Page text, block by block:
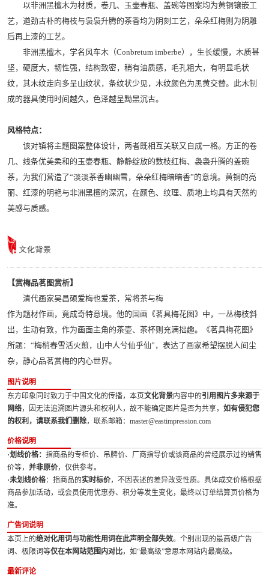
以非洲黑檀木为材质，卷几、玉壶春瓶、盖碗等图案均为黄铜镶嵌工
艺，遒劲古朴的梅枝与袅袅升腾的茶香均为阴刻工艺，朵朵红梅则为阴雕
后再上漆的工艺。
非洲黑檀木，学名风车木（Conbretum imberbe），生长缓慢，木质甚
坚，硬度大，韧性强，结构致密，稍有油质感，毛孔粗大，有明显毛状
纹，其木纹走向多呈山纹状，条纹状少见，木纹颜色为黑黄交替。此木制
成的器具使用时间越久，色泽越呈黝黑沉古。
风格特点：
该对镇将主题图案整体设计，两者既相互关联又自成一格。方正的卷
几、线条优美柔和的玉壶春瓶、静静绽放的数枝红梅、袅袅升腾的盖碗
茶，为我们营造了“淡淡茶香幽幽雪，朵朵红梅暗暗香”的意境。黄铜的亮
丽、红漆的明艳与非洲黑檀的深沉，在颜色、纹理、质地上均具有天然的
美感与质感。
【赏梅品茗图赏析】
清代画家吴昌硕爱梅也爱茶，常将茶与梅
作为题材作画，竟成奇特意境。他的国画《茗具梅花图》中，一丛梅枝斜
出，生动有致，作为画面主角的茶壶、茶杯则充满拙趣。《茗具梅花图》
所题：“梅梢春雪活火煎，山中人兮仙乎仙”，表达了画家希望摆脱人间尘
杂，静心品茗赏梅的内心世界。
图片说明
东方印象同时致力于中国文化的传播，本页文化背景内容中的引用图片多来源于
网络，因无法追溯图片源头和权利人，故不能确定图片是否为共享， 如有侵犯您
的权利，请联系我们删除，联系邮箱：master@eastimpression.com
价格说明
·划线价格： 指商品的专柜价、吊牌价、厂商指导价或该商品的曾经展示过的销售
价等， 并非原价，仅供参考。
·未划线价格：指商品的实时标价，不因表述的差异改变性质。具体成交价格根据
商品参加活动，或会员使用优惠券、积分等发生变化，最终以订单结算页价格为
准。
广告词说明
本页上的绝对化用词与功能性用词在此声明全部失效。个别出现的最高级广告
词、极限词等仅在本网站范围内对比，如“最高级”意思本网站内最高级。
最新评论